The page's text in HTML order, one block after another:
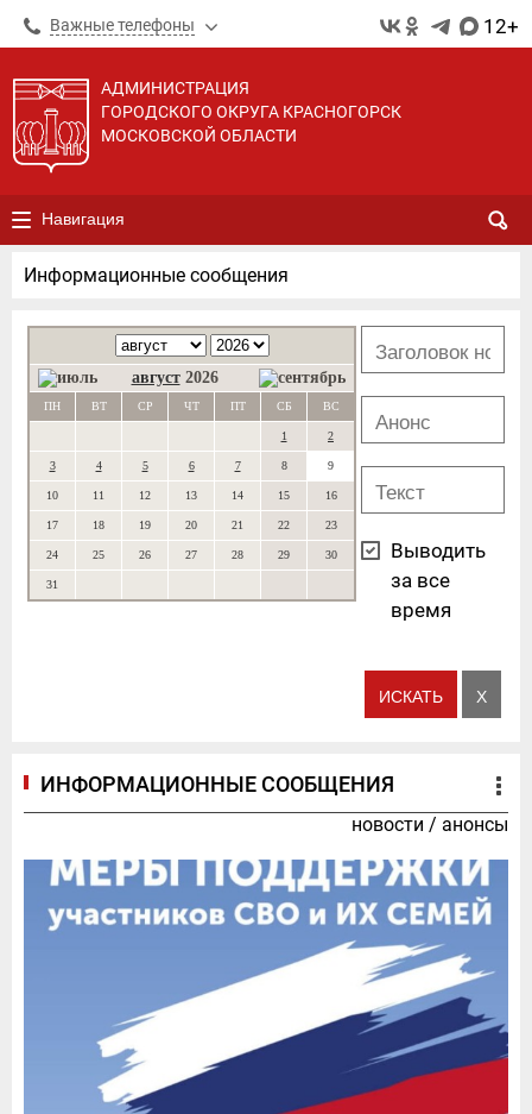
Важные телефоны 12+
АДМИНИСТРАЦИЯ
ГОРОДСКОГО ОКРУГА КРАСНОГОРСК
МОСКОВСКОЙ ОБЛАСТИ
Навигация
Информационные сообщения
август 2026
ПН ВТ СР ЧТ ПТ СБ ВС
1 2
3 4 5 6 7 8 9
10 11 12 13 14 15 16
17 18 19 20 21 22 23
24 25 26 27 28 29 30
31
Выводить
за все
время
ИНФОРМАЦИОННЫЕ СООБЩЕНИЯ
новости / анонсы